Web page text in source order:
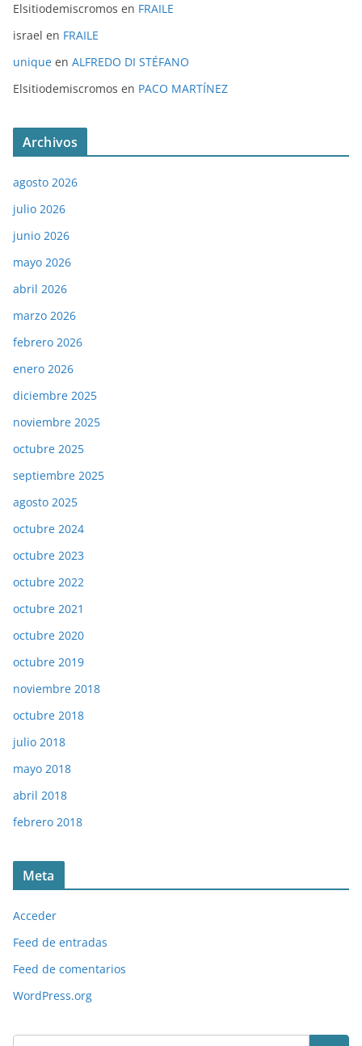
Elsitiodemiscromos en FRAILE
israel en FRAILE
unique en ALFREDO DI STÉFANO
Elsitiodemiscromos en PACO MARTÍNEZ
Archivos
agosto 2026
julio 2026
junio 2026
mayo 2026
abril 2026
marzo 2026
febrero 2026
enero 2026
diciembre 2025
noviembre 2025
octubre 2025
septiembre 2025
agosto 2025
octubre 2024
octubre 2023
octubre 2022
octubre 2021
octubre 2020
octubre 2019
noviembre 2018
octubre 2018
julio 2018
mayo 2018
abril 2018
febrero 2018
Meta
Acceder
Feed de entradas
Feed de comentarios
WordPress.org